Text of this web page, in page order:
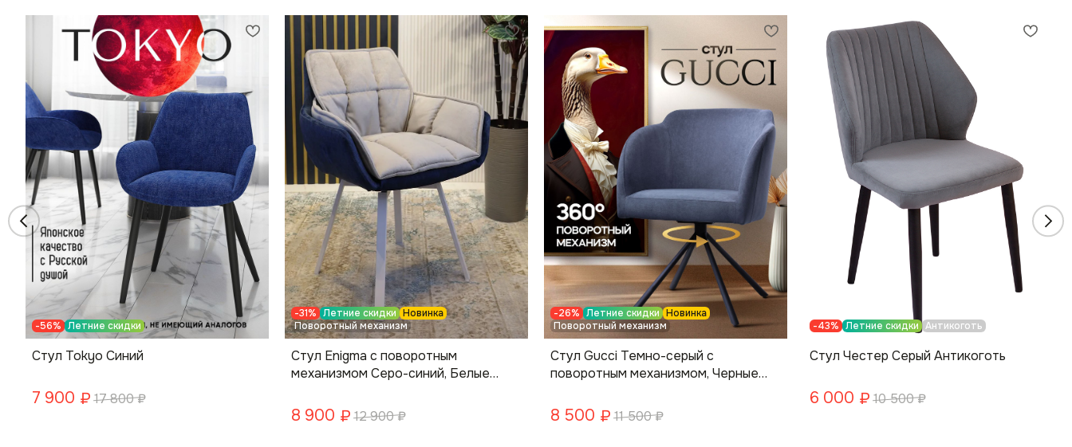
-56% Летние скидки
Стул Tokyo Синий
7 900 ₽ 17 800₽
-31% Летние скидки Новинка
Поворотный механизм
Стул Enigma с поворотным
механизмом Серо-синий, Белые
8 900 ₽ 12 900₽
-26% Летние скидки Новинка
Поворотный механизм
Стул Gucci Темно-серый с
поворотным механизмом, Черные
8 500 ₽ 11 500₽
-43% Летние скидки Антикоготь
Стул Честер Серый Антикоготь
6 000 ₽ 10 500₽